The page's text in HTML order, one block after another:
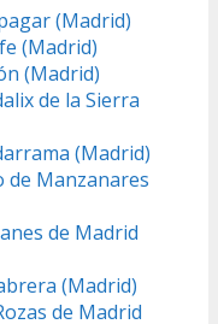
(Madrid)
(Madrid)
(Madrid)
de la Sierra
(Madrid)
de Manzanares
de Madrid
(Madrid)
de Madrid